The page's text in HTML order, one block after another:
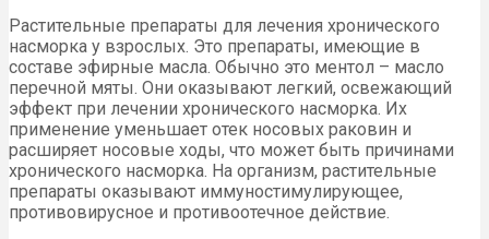
Растительные препараты для лечения хронического
насморка у взрослых. Это препараты, имеющие в
составе эфирные масла. Обычно это ментол – масло
перечной мяты. Они оказывают легкий, освежающий
эффект при лечении хронического насморка. Их
применение уменьшает отек носовых раковин и
расширяет носовые ходы, что может быть причинами
хронического насморка. На организм, растительные
препараты оказывают иммуностимулирующее,
противовирусное и противоотечное действие.